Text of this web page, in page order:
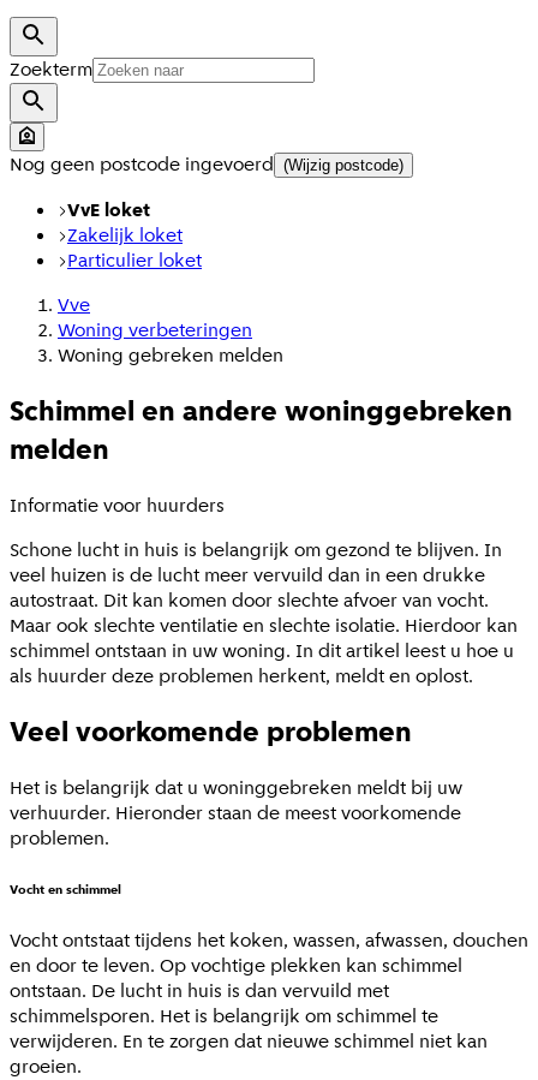
Zoekterm
Nog geen postcode ingevoerd (Wijzig postcode)
VvE loket
Zakelijk loket
Particulier loket
Vve
Woning verbeteringen
Woning gebreken melden
Schimmel en andere woninggebreken
melden
Informatie voor huurders
Schone lucht in huis is belangrijk om gezond te blijven. In
veel huizen is de lucht meer vervuild dan in een drukke
autostraat. Dit kan komen door slechte afvoer van vocht.
Maar ook slechte ventilatie en slechte isolatie. Hierdoor kan
schimmel ontstaan in uw woning. In dit artikel leest u hoe u
als huurder deze problemen herkent, meldt en oplost.
Veel voorkomende problemen
Het is belangrijk dat u woninggebreken meldt bij uw
verhuurder. Hieronder staan de meest voorkomende
problemen.
Vocht en schimmel
Vocht ontstaat tijdens het koken, wassen, afwassen, douchen
en door te leven. Op vochtige plekken kan schimmel
ontstaan. De lucht in huis is dan vervuild met
schimmelsporen. Het is belangrijk om schimmel te
verwijderen. En te zorgen dat nieuwe schimmel niet kan
groeien.